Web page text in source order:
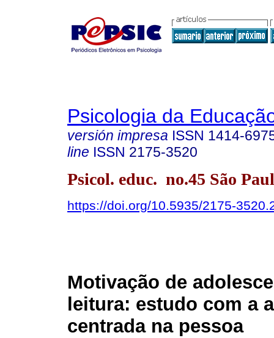
Psicologia da
versión impresa ISSN 1414-
line ISSN 2175-3520
Psicol. educ. no.45 São
https://doi.org/10.5935/2175-
Motivação de
leitura: estudo com a
centrada na pessoa